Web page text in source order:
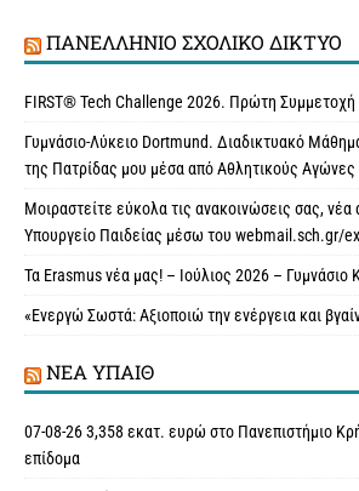
ΠΑΝΕΛΛΉΝΙΟ ΣΧΟΛΙΚΌ ΔΊΚΤΥΟ
FIRST® Tech Challenge 2026. Πρώτη
Γυμνάσιο-Λύκειο Dortmund. Διαδικτυακό
της Πατρίδας μου μέσα από Αθλητικούς Αγώνες
Μοιραστείτε εύκολα τις ανακοινώσεις σας,
Υπουργείο Παιδείας μέσω του webmail.sch.gr/
Τα Erasmus νέα μας! – Ιούλιος 2026 – Γυμνάσιο
«Ενεργώ Σωστά: Αξιοποιώ την ενέργεια και
ΝΈΑ ΥΠAΙΘ
07-08-26 3,358 εκατ. ευρώ στο Πανεπιστήμιο
επίδομα